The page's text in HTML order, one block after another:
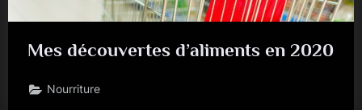
Mes découvertes d’aliments en 2020
Nourriture